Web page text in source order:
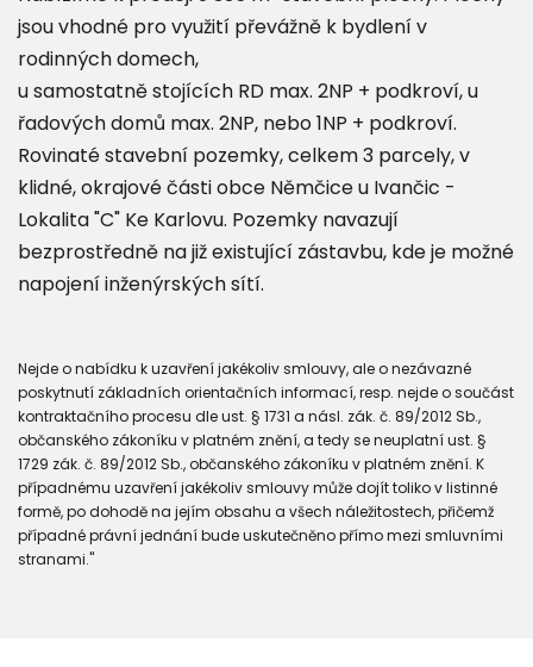
jsou vhodné pro využití převážně k bydlení v
rodinných domech,
u samostatně stojících RD max. 2NP + podkroví, u
řadových domů max. 2NP, nebo 1NP + podkroví.
Rovinaté stavební pozemky, celkem 3 parcely, v
klidné, okrajové části obce Němčice u Ivančic -
Lokalita "C" Ke Karlovu. Pozemky navazují
bezprostředně na již existující zástavbu, kde je možné
napojení inženýrských sítí.
Nejde o nabídku k uzavření jakékoliv smlouvy, ale o nezávazné
poskytnutí základních orientačních informací, resp. nejde o součást
kontraktačního procesu dle ust. § 1731 a násl. zák. č. 89/2012 Sb.,
občanského zákoníku v platném znění, a tedy se neuplatní ust. §
1729 zák. č. 89/2012 Sb., občanského zákoníku v platném znění. K
případnému uzavření jakékoliv smlouvy může dojít toliko v listinné
formě, po dohodě na jejím obsahu a všech náležitostech, přičemž
případné právní jednání bude uskutečněno přímo mezi smluvními
stranami."